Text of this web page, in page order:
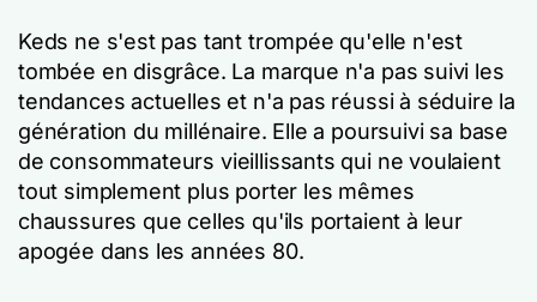
Keds ne s'est pas tant trompée qu'elle n'est
tombée en disgrâce. La marque n'a pas suivi les
tendances actuelles et n'a pas réussi à séduire la
génération du millénaire. Elle a poursuivi sa base
de consommateurs vieillissants qui ne voulaient
tout simplement plus porter les mêmes
chaussures que celles qu'ils portaient à leur
apogée dans les années 80.